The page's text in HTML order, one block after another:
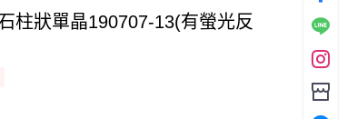
柱狀單晶190707-13(有螢光反